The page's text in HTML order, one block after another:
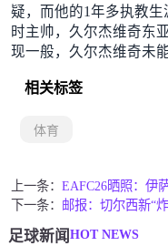
疑，而他的1年多执教
时主帅，久尔杰维奇东
现一般，久尔杰维奇未
相关标签
体育
上一条： EAFC26晒照：伊
下一条：
足球新闻HOT NEWS